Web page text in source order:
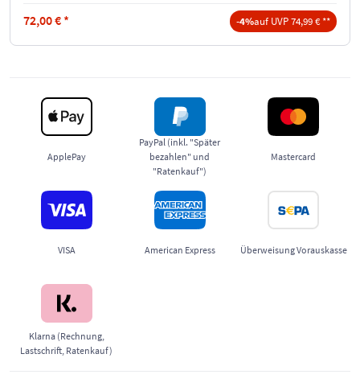
72,00€ * -4%auf UVP 74,99 € **
ApplePay
PayPal (inkl. "Später
bezahlen" und
"Ratenkauf")
Mastercard
VISA American Express Überweisung Vorauskasse
Klarna (Rechnung,
Lastschrift, Ratenkauf)